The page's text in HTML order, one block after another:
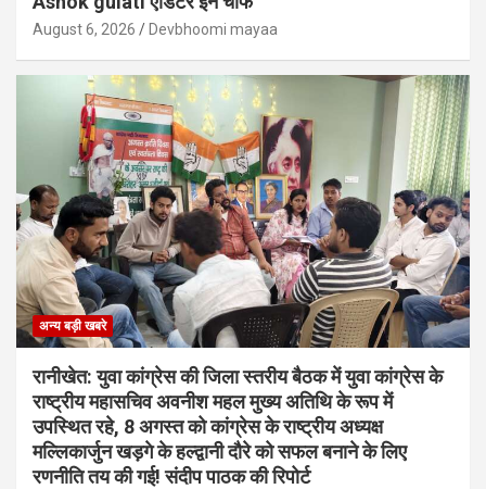
August 6, 2026 Devbhoomi mayaa
अन्य बड़ी खबरे
रानीखेत: युवा कांग्रेस की जिला स्तरीय बैठक में युवा कांग्रेस के
राष्ट्रीय महासचिव अवनीश महल मुख्य अतिथि के रूप में
उपस्थित रहे, 8 अगस्त को कांग्रेस के राष्ट्रीय अध्यक्ष
मल्लिकार्जुन खड़गे के हल्द्वानी दौरे को सफल बनाने के लिए
रणनीति तय की गई! संदीप पाठक की रिपोर्ट